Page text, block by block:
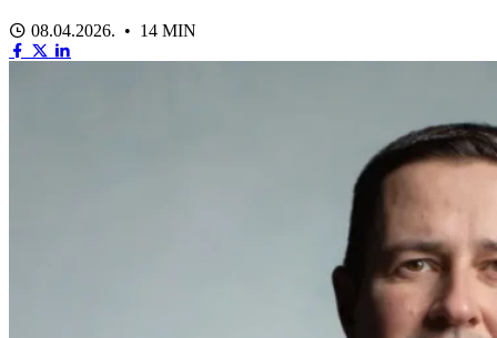
08.04.2026. • 14 MIN